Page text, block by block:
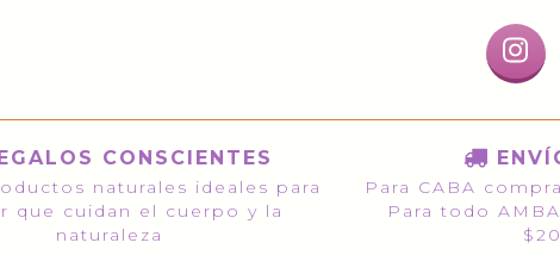
CONSCIENTES
naturales ideales para
que cuidan el cuerpo y la
naturaleza
Para CABA
Para todo